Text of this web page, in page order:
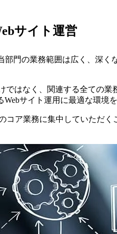
サイト運営
部門の業務範囲は広く、深
はなく、関連する全ての業
サイト運用に最適な環境を
コア業務に集中していただ